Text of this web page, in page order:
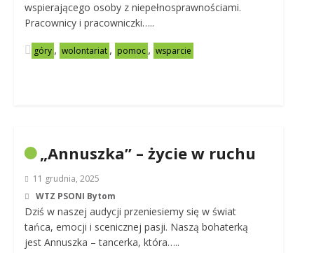
wspierającego osoby z niepełnosprawnościami.
Pracownicy i pracowniczki…..
góry , wolontariat , pomoc , wsparcie
„Annuszka” – życie w ruchu
11 grudnia, 2025
WTZ PSONI Bytom
Dziś w naszej audycji przeniesiemy się w świat
tańca, emocji i scenicznej pasji. Naszą bohaterką
jest Annuszka – tancerka, która…..